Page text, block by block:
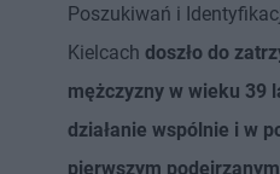
Poszukiwań i
Kielcach doszło do
mężczyzny w wieku 39
działanie wspólnie i w
pierwszym podejrzanym